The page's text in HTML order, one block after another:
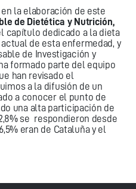
la elaboración de este
de Dietética y Nutrición,
capítulo dedicado a la dieta
de esta enfermedad, y
de Investigación y
formado parte del equipo
han revisado el
a la difusión de un
a conocer el punto de
una alta participación de
se respondieron desde
eran de Cataluña y el